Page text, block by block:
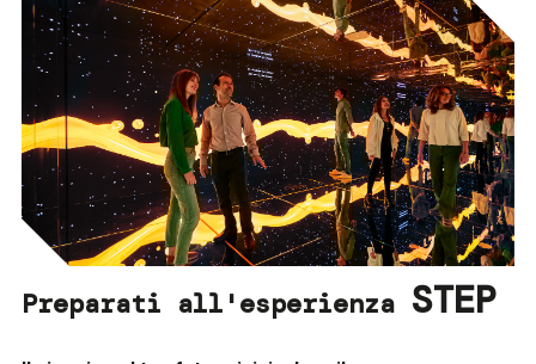
Preparati all'esperienza STEP